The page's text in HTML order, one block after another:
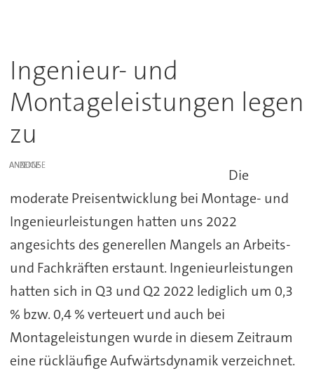
Ingenieur- und
Montageleistungen legen
zu
ANZEIGE
Die
moderate Preisentwicklung bei Montage- und
Ingenieurleistungen hatten uns 2022
angesichts des generellen Mangels an Arbeits-
und Fachkräften erstaunt. Ingenieurleistungen
hatten sich in Q3 und Q2 2022 lediglich um 0,3
% bzw. 0,4 % verteuert und auch bei
Montageleistungen wurde in diesem Zeitraum
eine rückläufige Aufwärtsdynamik verzeichnet.